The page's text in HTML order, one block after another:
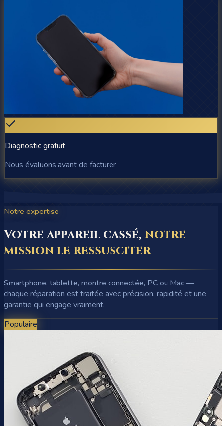
Diagnostic gratuit
Nous évaluons avant de facturer
Notre expertise
Votre appareil cassé, notre
mission le ressusciter
Smartphone, tablette, montre connectée, PC ou Mac —
chaque réparation est traitée avec précision, rapidité et une
garantie qui engage vraiment.
Populaire